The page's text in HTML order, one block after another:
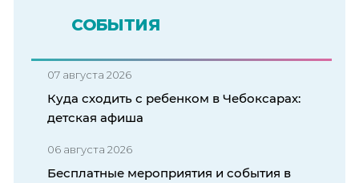
СОБЫТИЯ
07 августа 2026
Куда сходить с ребенком в Чебоксарах:
детская афиша
06 августа 2026
Бесплатные мероприятия и события в